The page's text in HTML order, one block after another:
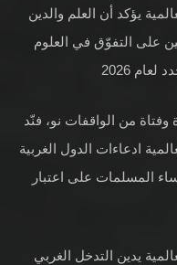
يؤكد أن العلم والدين
على التفوّق في العلوم
2026
أكثر من 1700 امرأة وفتاة من الواقفات نو، فنّد
ادعاءات الدول الغربية
المسلمات على اعتبار
يدين التدخل الغربي